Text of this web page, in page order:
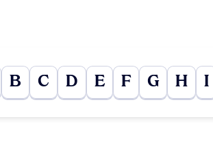
B C D E F G H I